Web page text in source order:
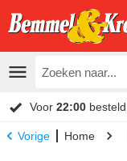
Voor 22:00
Vorige Home